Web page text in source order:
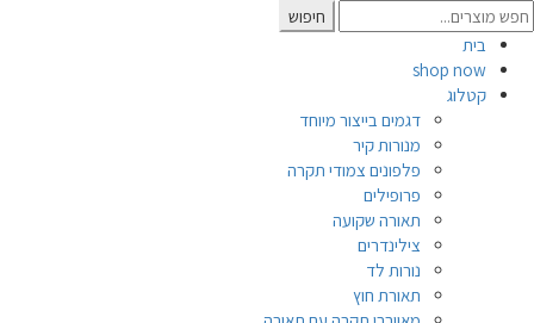
Search
for:
חיפוש
בית
shop now
קטלוג
דגמים בייצור מיוחד
מנורות קיר
פלפונים צמודי תקרה
פרופילים
תאורה שקועה
צילינדרים
נורות לד
תאורת חוץ